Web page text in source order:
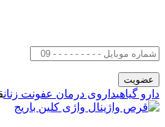
دارو گیاهیداروی درمان عفونت زنان